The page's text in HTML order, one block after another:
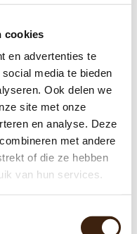
cookies
en advertenties te
media te bieden
Ook delen we
site met onze
en analyse. Deze
met andere
of die ze hebben
van hun services.